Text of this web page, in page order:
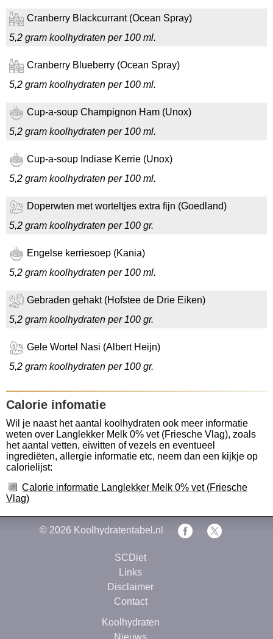
Cranberry Blackcurrant (Ocean Spray)
5,2 gram koolhydraten per 100 ml.
Cranberry Blueberry (Ocean Spray)
5,2 gram koolhydraten per 100 ml.
Cup-a-soup Champignon Ham (Unox)
5,2 gram koolhydraten per 100 ml.
Cup-a-soup Indiase Kerrie (Unox)
5,2 gram koolhydraten per 100 ml.
Doperwten met worteltjes extra fijn (Goedland)
5,2 gram koolhydraten per 100 gr.
Engelse kerriesoep (Kania)
5,2 gram koolhydraten per 100 ml.
Gebraden gehakt (Hofstee de Drie Eiken)
5,2 gram koolhydraten per 100 gr.
Gele Wortel Nasi (Albert Heijn)
5,2 gram koolhydraten per 100 gr.
Calorie infomatie
Wil je naast het aantal koolhydraten ook meer informatie
weten over Langlekker Melk 0% vet (Friesche Vlag), zoals
het aantal vetten, eiwitten of vezels en eventueel
ingrediëten, allergie informatie etc, neem dan een kijkje op
calorielijst:
Calorie informatie Langlekker Melk 0% vet (Friesche
Vlag)
© 2026 Koolhydratentabel.nl
SCDiet
Links
Disclaimer
Contact
Koolhydraten
Nieuws